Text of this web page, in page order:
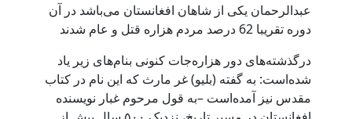
عبدالرحمان یکی از شاهان افغانستان می‌باشد در آن
دوره تقریبا 62 درصد مردم هزاره قتل و عام شدند
درگذشته‌های دور هزاره‌جات کنونی بنام‌های زیر یاد
شده‌است: به گفته (بلیو) غر مارث که این نام در کتاب
مقدس نیز آمده‌است –به قول مرحوم غبار نویسنده